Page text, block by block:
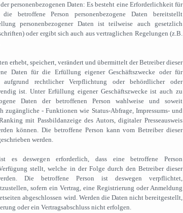
personenbezogenen Daten: Es besteht eine Erforderlichkeit für
die betroffene Person personenbezogene Daten bereitstellt
personenbezogener Daten ist teilweise auch gesetzlich
oder ergibt sich auch aus vertraglichen Regelungen (z.B.
erhebt, speichert, verändert und übermittelt der Betreiber dieser
Daten für die Erfüllung eigener Geschäftszwecke oder für
rechtlicher Verpflichtung oder behördlicher oder
ist. Unter Erfüllung eigener Geschäftszwecke ist auch zu
Daten der betroffenen Person wahlweise und soweit
- Funktionen wie Status-Abfrage, Impressums- und
mit Passbildanzeige des Autors, digitaler Presseausweis
können. Die betroffene Person kann vom Betreiber dieser
werden.
es deswegen erforderlich, dass eine betroffene Person
stellt, welche in der Folge durch den Betreiber dieser
Die betroffene Person ist deswegen verpflichtet,
sofern ein Vertrag, eine Registrierung oder Anmeldung
abgeschlossen wird. Werden die Daten nicht bereitgestellt,
oder ein Vertragsabschluss nicht erfolgen.